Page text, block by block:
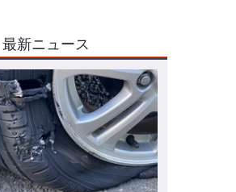
最新ニュース